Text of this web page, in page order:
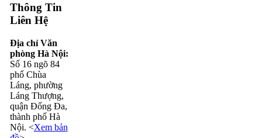
Thông Tin
Liên Hệ
Địa chỉ Văn
phòng Hà Nội:
Số 16 ngõ 84
phố Chùa
Láng, phường
Láng Thượng,
quận Đống Đa,
thành phố Hà
Nội. <Xem bản